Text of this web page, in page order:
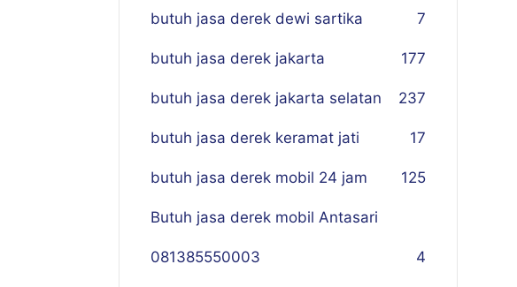
butuh jasa derek dewi sartika 7
butuh jasa derek jakarta 177
butuh jasa derek jakarta selatan 237
butuh jasa derek keramat jati 17
butuh jasa derek mobil 24 jam 125
Butuh jasa derek mobil Antasari
081385550003 4